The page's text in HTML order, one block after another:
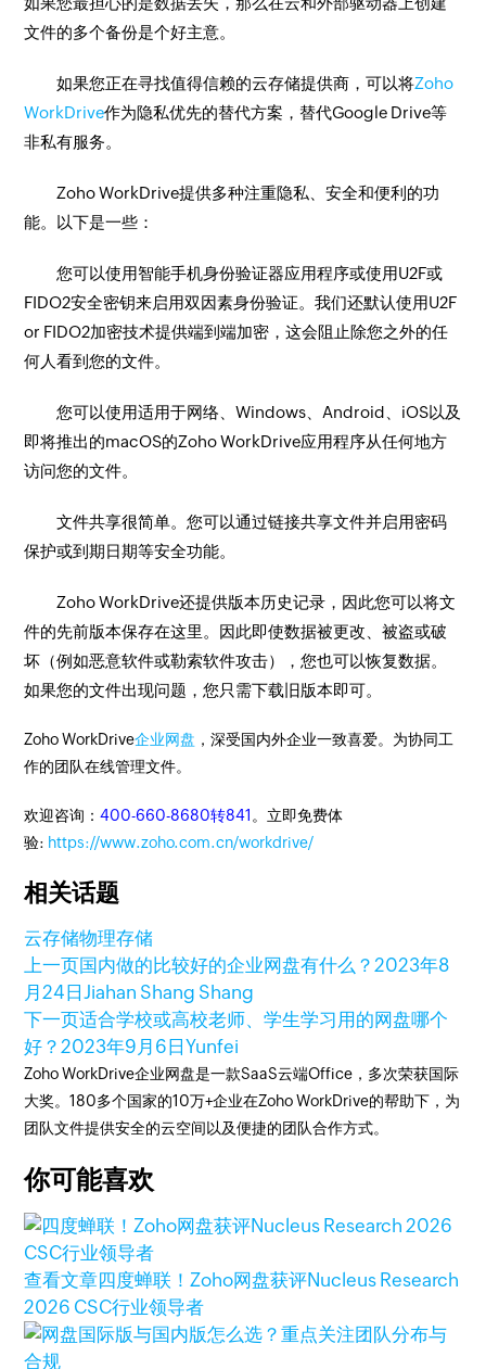
文件的多个备份是个好主意。
如果您正在寻找值得信赖的云存储提供商，可以将Zoho
WorkDrive作为隐私优先的替代方案，替代Google Drive等
非私有服务。
Zoho WorkDrive提供多种注重隐私、安全和便利的功
能。以下是一些：
您可以使用智能手机身份验证器应用程序或使用U2F或
FIDO2安全密钥来启用双因素身份验证。我们还默认使用U2F
or FIDO2加密技术提供端到端加密，这会阻止除您之外的任
何人看到您的文件。
您可以使用适用于网络、Windows、Android、iOS以及
即将推出的macOS的Zoho WorkDrive应用程序从任何地方
访问您的文件。
文件共享很简单。您可以通过链接共享文件并启用密码
保护或到期日期等安全功能。
Zoho WorkDrive还提供版本历史记录，因此您可以将文
件的先前版本保存在这里。因此即使数据被更改、被盗或破
坏（例如恶意软件或勒索软件攻击），您也可以恢复数据。
如果您的文件出现问题，您只需下载旧版本即可。
Zoho WorkDrive企业网盘 ，深受国内外企业一致喜爱。为协同工
作的团队在线管理文件。
欢迎咨询：400-660-8680转841 。立即免费体
验: https://www.zoho.com.cn/workdrive/
相关话题
云存储物理存储
上一页国内做的比较好的企业网盘有什么？2023年8
月24日Jiahan Shang Shang
下一页适合学校或高校老师、学生学习用的网盘哪个
好？2023年9月6日Yunfei
Zoho WorkDrive企业网盘是一款SaaS云端Office，多次荣获国际
大奖。180多个国家的10万+企业在Zoho WorkDrive的帮助下，为
团队文件提供安全的云空间以及便捷的团队合作方式。
你可能喜欢
查看文章四度蝉联！Zoho网盘获评Nucleus Research
2026 CSC行业领导者